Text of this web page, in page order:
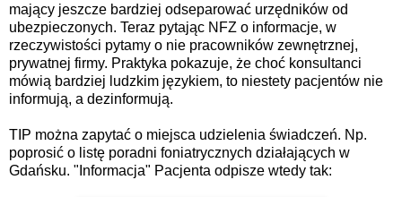
mający jeszcze bardziej odseparować urzędników od
ubezpieczonych. Teraz pytając NFZ o informacje, w
rzeczywistości pytamy o nie pracowników zewnętrznej,
prywatnej firmy. Praktyka pokazuje, że choć konsultanci
mówią bardziej ludzkim językiem, to niestety pacjentów nie
informują, a dezinformują.
TIP można zapytać o miejsca udzielenia świadczeń. Np.
poprosić o listę poradni foniatrycznych działających w
Gdańsku. "Informacja" Pacjenta odpisze wtedy tak: